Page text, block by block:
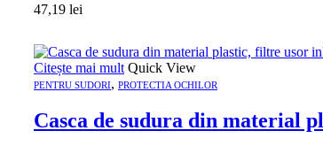
47,19 lei
Citește mai mult Quick View
PENTRU SUDORI, PROTECTIA OCHILOR
Casca de sudura din material